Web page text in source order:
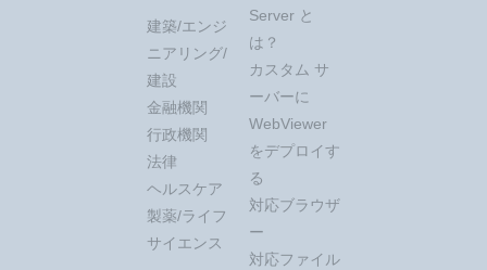
建築/エンジ
ニアリング/
建設
金融機関
行政機関
法律
ヘルスケア
製薬/ライフ
サイエンス
Server と
は？
カスタム サ
ーバーに
WebViewer
をデプロイす
る
対応ブラウザ
ー
対応ファイル